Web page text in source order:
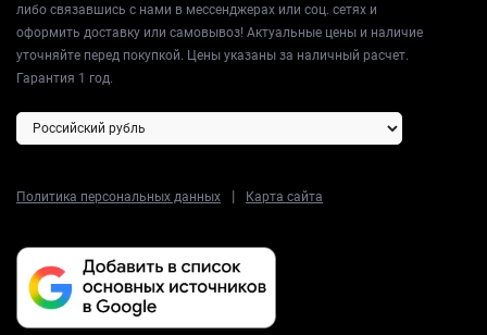
либо связавшись с нами в мессенджерах или соц. сетях и
оформить доставку или самовывоз! Актуальные цены и наличие
уточняйте перед покупкой. Цены указаны за наличный расчет.
Гарантия 1 год.
Политика персональных данных | Карта сайта